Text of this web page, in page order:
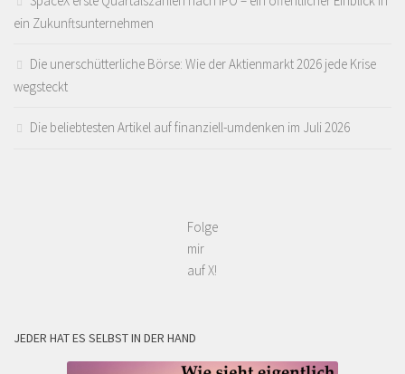
ein Zukunftsunternehmen
Die unerschütterliche Börse: Wie der Aktienmarkt 2026 jede Krise
wegsteckt
Die beliebtesten Artikel auf finanziell-umdenken im Juli 2026
Folge
mir
auf X!
JEDER HAT ES SELBST IN DER HAND